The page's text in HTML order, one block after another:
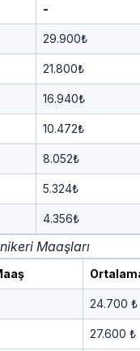
-
29.900₺
21.800₺
16.940₺
10.472₺
8.052₺
5.324₺
4.356₺
Maaşları
24.700 ₺
27.600 ₺